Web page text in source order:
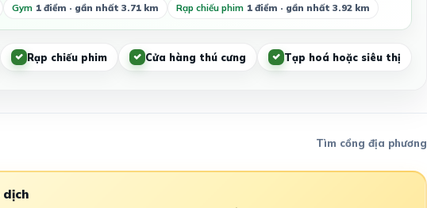
Gym 1 điểm · gần nhất 3.71 km Rạp chiếu phim 1 điểm · gần nhất 3.92 km
Rạp chiếu phim Cửa hàng thú cưng Tạp hoá hoặc siêu thị
Tìm cổng địa phương
dịch